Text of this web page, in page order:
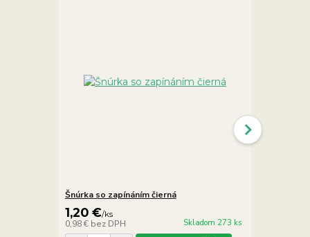
Šnúrka so zapínáním čierná
1,20 €/ks
0,98 € bez DPH Skladom 273 ks